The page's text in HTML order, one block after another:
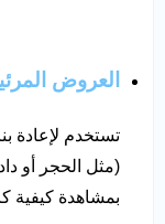
العروض
تستخدم لإعادة
(مثل الحجر أو
بمشاهدة كيفية